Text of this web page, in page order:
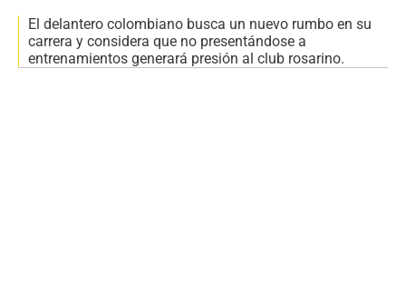
El delantero colombiano busca un nuevo rumbo en su
carrera y considera que no presentándose a
entrenamientos generará presión al club rosarino.